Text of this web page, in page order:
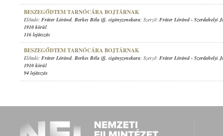
BESZEGŐDTEM TARNÓCÁRA BOJTÁRNAK
Előadó: Fráter Lóránd, Berkes Béla ifj. cigányzenekara; Szerző: Fráter Lóránd - Szerdahelyi
1910 körül
116 lejátszás
BESZEGŐDTEM TARNÓCÁRA BOJTÁRNAK
Előadó: Fráter Lóránd, Berkes Béla ifj. cigányzenekara; Szerző: Fráter Lóránd - Szerdahelyi
1910 körül
94 lejátszás